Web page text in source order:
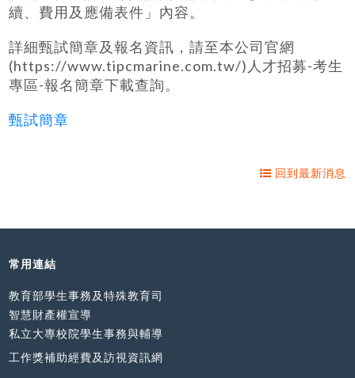
續、費用及應備表件」內容。
詳細甄試簡章及報名資訊，請至本公司官網
(https://www.tipcmarine.com.tw/)人才招募-考生
專區-報名簡章下載查詢。
甄試簡章
回到最新消息
常用連結
教育部學生事務及特殊教育司
智慧財產權宣導
私立大專校院學生事務與輔導
工作獎補助經費及訪視資訊網